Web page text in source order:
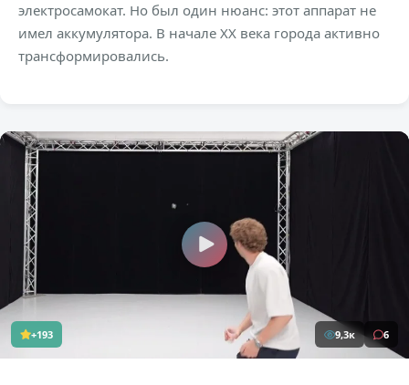
электросамокат. Но был один нюанс: этот аппарат не
имел аккумулятора. В начале XX века города активно
трансформировались.
+193 9,3к 6